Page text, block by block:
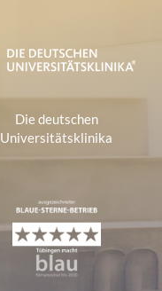
Die deutschen
Universitätsklinika